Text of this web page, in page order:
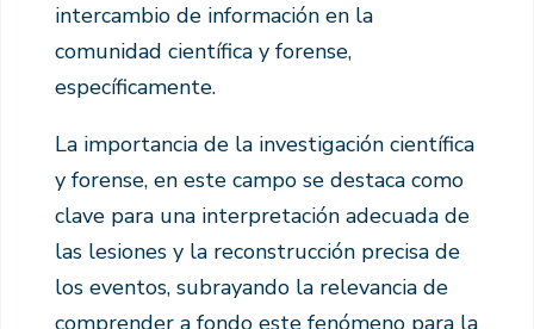
intercambio de información en la
comunidad científica y forense,
específicamente.
La importancia de la investigación científica
y forense, en este campo se destaca como
clave para una interpretación adecuada de
las lesiones y la reconstrucción precisa de
los eventos, subrayando la relevancia de